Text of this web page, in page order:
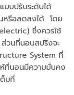
บปรับระดับได้
นหรือลดลงได้ โดย
ซึ่งควรใช้
วนที่นอนสปริงจะ
System ที่
ห้ที่นอนมีความมั่นคง
มที่